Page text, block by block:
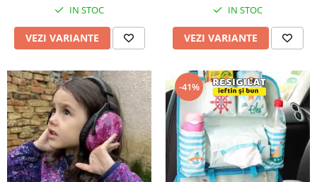
IN STOC
VEZI VARIANTE
IN STOC
VEZI VARIANTE
-41%